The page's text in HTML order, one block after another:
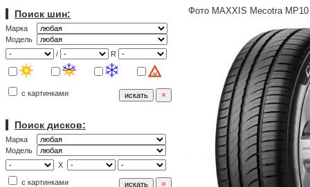
Поиск шин:
Марка
Модель
/
R
с картинками
Поиск дисков:
Марка
Модель
X
с картинками
Фото MAXXIS Mecotra MP10